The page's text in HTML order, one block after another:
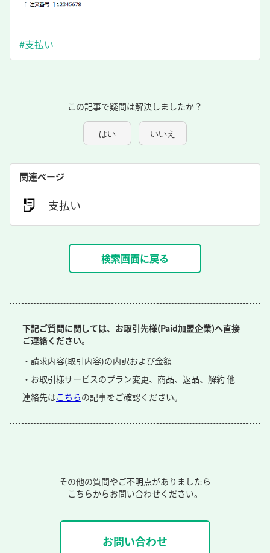
#支払い
この記事で疑問は解決しましたか？
はい いいえ
関連ページ
支払い
検索画面に戻る
下記ご質問に関しては、お取引先様(Paid加盟企業)へ直接
ご連絡ください。
・請求内容(取引内容)の内訳および金額
・お取引様サービスのプラン変更、商品、返品、解約 他
連絡先はこちらの記事をご確認ください。
その他の質問やご不明点がありましたら
こちらからお問い合わせください。
お問い合わせ